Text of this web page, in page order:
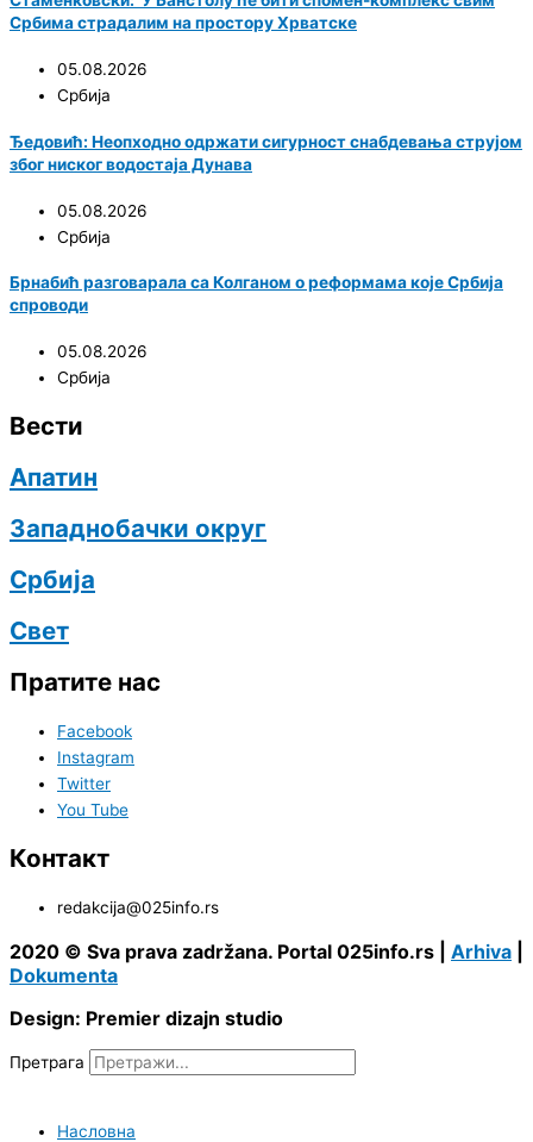
Србима страдалим на простору Хрватске
05.08.2026
Србија
Ђедовић: Неопходно одржати сигурност снабдевања струјом
због ниског водостаја Дунава
05.08.2026
Србија
Брнабић разговарала са Колганом о реформама које Србија
спроводи
05.08.2026
Србија
Вести
Апатин
Западнобачки округ
Србија
Свет
Пратите нас
Facebook
Instagram
Twitter
You Tube
Контакт
redakcija@025info.rs
2020 © Sva prava zadržana. Portal 025info.rs | Arhiva
Dokumenta
Design: Premier dizajn studio
Претрага
Насловна